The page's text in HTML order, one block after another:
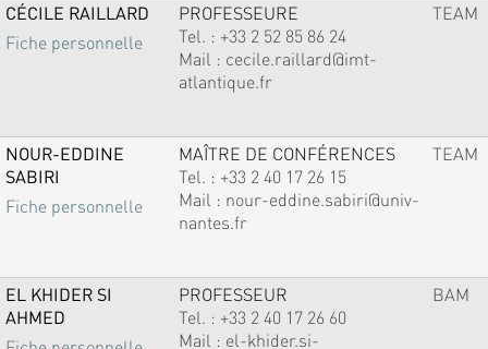
CÉCILE RAILLARD
Fiche personnelle
PROFESSEURE
Tel. : +33 2 52 85 86 24
Mail : cecile.raillard@imt-
atlantique.fr
TEAM
NOUR-EDDINE
SABIRI
Fiche personnelle
MAÎTRE DE CONFÉRENCES
Tel. : +33 2 40 17 26 15
Mail : nour-eddine.sabiri@univ-
nantes.fr
TEAM
EL KHIDER SI
AHMED
PROFESSEUR
Tel. : +33 2 40 17 26 60
Mail : el-khider.si-
BAM